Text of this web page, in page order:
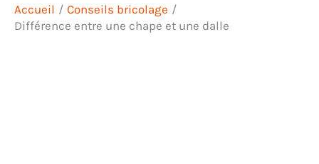
Accueil
Conseils bricolage
Différence entre une chape et une dalle